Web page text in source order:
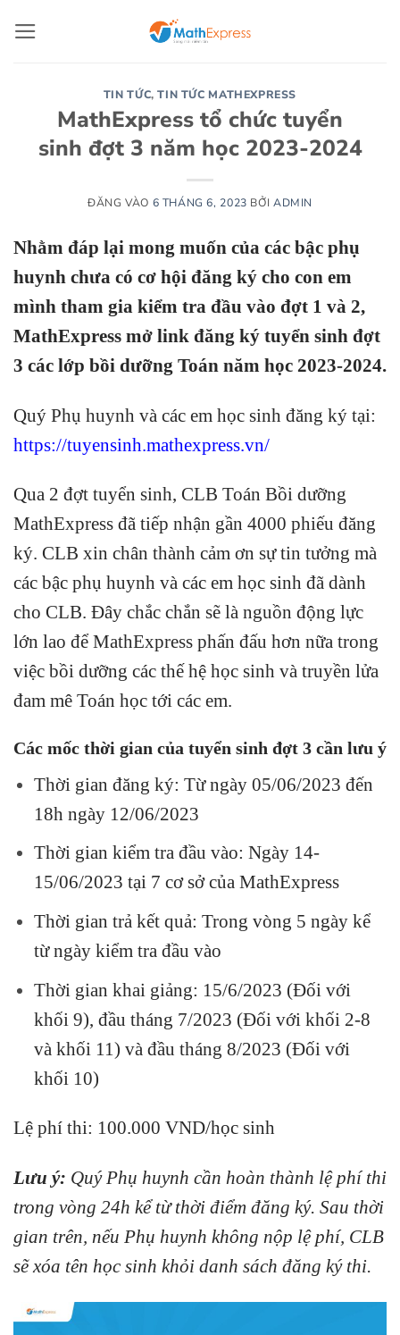
qua
TIN TỨC,TIN TỨC MATHEXPRESS
MathExpress tổ chức tuyển
sinh đợt 3 năm học 2023-2024
ĐĂNG VÀO 6 THÁNG 6, 2023 BỞI ADMIN
Nhằm đáp lại mong muốn của các bậc phụ
huynh chưa có cơ hội đăng ký cho con em
mình tham gia kiểm tra đầu vào đợt 1 và 2,
MathExpress mở link đăng ký tuyển sinh đợt
3 các lớp bồi dưỡng Toán năm học 2023-2024.
Quý Phụ huynh và các em học sinh đăng ký tại:
https://tuyensinh.mathexpress.vn/
Qua 2 đợt tuyển sinh, CLB Toán Bồi dưỡng
MathExpress đã tiếp nhận gần 4000 phiếu đăng
ký. CLB xin chân thành cảm ơn sự tin tưởng mà
các bậc phụ huynh và các em học sinh đã dành
cho CLB. Đây chắc chắn sẽ là nguồn động lực
lớn lao để MathExpress phấn đấu hơn nữa trong
việc bồi dưỡng các thế hệ học sinh và truyền lửa
đam mê Toán học tới các em.
Các mốc thời gian của tuyển sinh đợt 3 cần lưu ý
Thời gian đăng ký: Từ ngày 05/06/2023 đến
18h ngày 12/06/2023
Thời gian kiểm tra đầu vào: Ngày 14-
15/06/2023 tại 7 cơ sở của MathExpress
Thời gian trả kết quả: Trong vòng 5 ngày kể
từ ngày kiểm tra đầu vào
Thời gian khai giảng: 15/6/2023 (Đối với
khối 9), đầu tháng 7/2023 (Đối với khối 2-8
và khối 11) và đầu tháng 8/2023 (Đối với
khối 10)
Lệ phí thi: 100.000 VND/học sinh
Lưu ý: Quý Phụ huynh cần hoàn thành lệ phí thi
trong vòng 24h kể từ thời điểm đăng ký. Sau thời
gian trên, nếu Phụ huynh không nộp lệ phí, CLB
sẽ xóa tên học sinh khỏi danh sách đăng ký thi.